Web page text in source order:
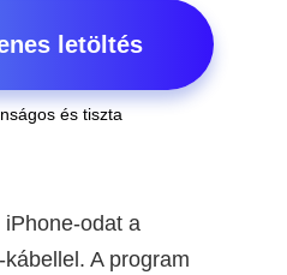
letöltés
és tiszta
odat a
A program